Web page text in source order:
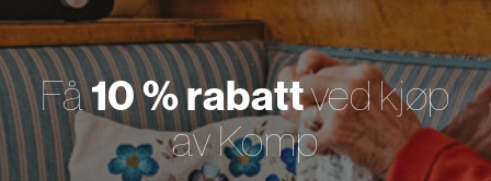
Få10 % rabattved kjøp
av Komp